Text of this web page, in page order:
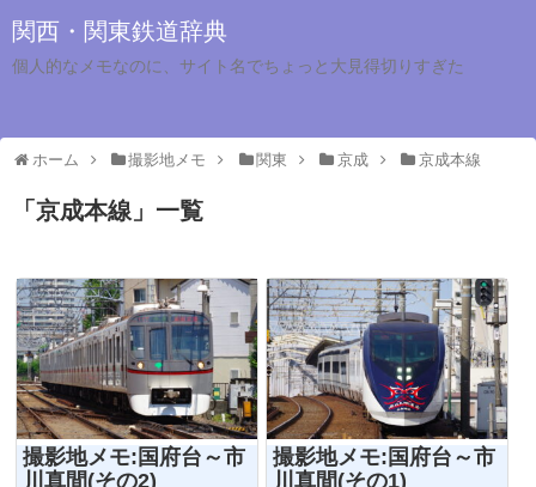
関西・関東鉄道辞典
個人的なメモなのに、サイト名でちょっと大見得切りすぎた
ホーム 撮影地メモ 関東 京成 京成本線
「 京成本線 」 一覧
撮影地メモ:国府台～市
川真間(その2)
撮影地メモ:国府台～市
川真間(その1)